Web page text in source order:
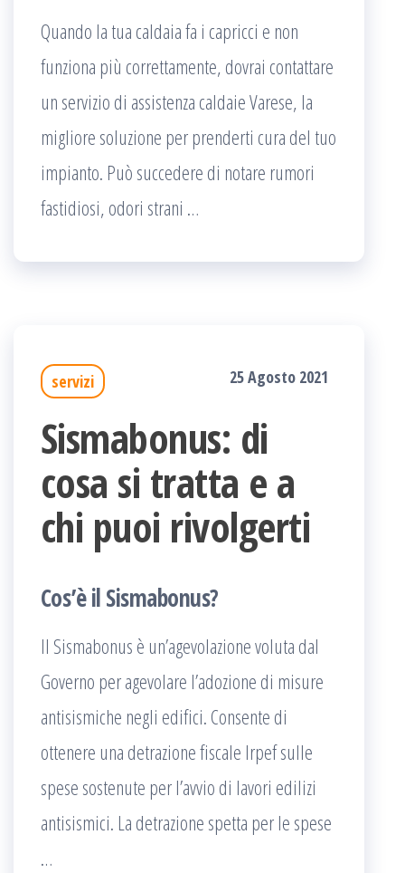
Quando la tua caldaia fa i capricci e non
funziona più correttamente, dovrai contattare
un servizio di assistenza caldaie Varese, la
migliore soluzione per prenderti cura del tuo
impianto. Può succedere di notare rumori
fastidiosi, odori strani …
servizi 25 Agosto 2021
Sismabonus: di
cosa si tratta e a
chi puoi rivolgerti
Cos’è il Sismabonus?
Il Sismabonus è un’agevolazione voluta dal
Governo per agevolare l’adozione di misure
antisismiche negli edifici. Consente di
ottenere una detrazione fiscale Irpef sulle
spese sostenute per l’avvio di lavori edilizi
antisismici. La detrazione spetta per le spese
…